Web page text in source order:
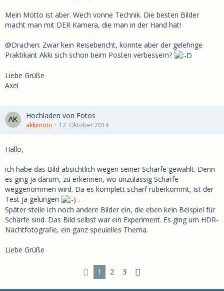
Mein Motto ist aber. Wech vonne Technik. Die besten Bilder
macht man mit DER Kamera, die man in der Hand hat!
@Drachen: Zwar kein Reisebericht, konnte aber der gelehrige
Praktikant Akki sich schon beim Posten verbessern?
Liebe Grüße
Axel
Hochladen von Fotos
akkimoto 12. Oktober 2014
Hallo,
ich habe das Bild absichtlich wegen seiner Schärfe gewählt. Denn
es ging ja darum, zu erkennen, wo unzulässig Schärfe
weggenommen wird. Da es komplett scharf rüberkommt, ist der
Test ja gelungen
.
Später stelle ich noch andere Bilder ein, die eben kein Beispiel für
Schärfe sind. Das Bild selbst war ein Experiment. Es ging um HDR-
Nachtfotografie, ein ganz speuielles Thema.
Liebe Grüße
1 2 3